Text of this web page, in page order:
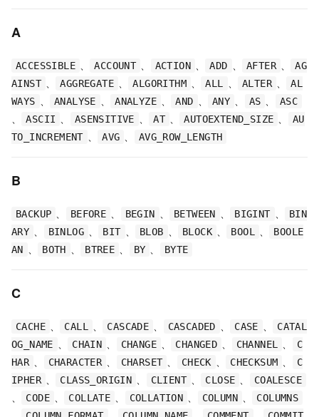
A
ACCESSIBLE 、 ACCOUNT 、 ACTION 、 ADD 、 AFTER 、
AG
AINST 、 AGGREGATE 、 ALGORITHM 、 ALL 、 ALTER 、
AL
WAYS 、 ANALYSE 、 ANALYZE 、 AND 、 ANY 、 AS 、 ASC
、 ASCII 、 ASENSITIVE 、 AT 、 AUTOEXTEND_SIZE 、
AU
TO_INCREMENT 、 AVG 、 AVG_ROW_LENGTH
B
BACKUP 、 BEFORE 、 BEGIN 、 BETWEEN 、 BIGINT 、
BIN
ARY 、 BINLOG 、 BIT 、 BLOB 、 BLOCK 、 BOOL 、
BOOLE
AN 、 BOTH 、 BTREE 、 BY 、 BYTE
C
CACHE 、 CALL 、 CASCADE 、 CASCADED 、 CASE 、
CATAL
OG_NAME 、 CHAIN 、 CHANGE 、 CHANGED 、 CHANNEL 、
C
HAR 、 CHARACTER 、 CHARSET 、 CHECK 、 CHECKSUM 、
C
IPHER 、 CLASS_ORIGIN 、 CLIENT 、 CLOSE 、 COALESCE
、 CODE 、 COLLATE 、 COLLATION 、 COLUMN 、 COLUMNS